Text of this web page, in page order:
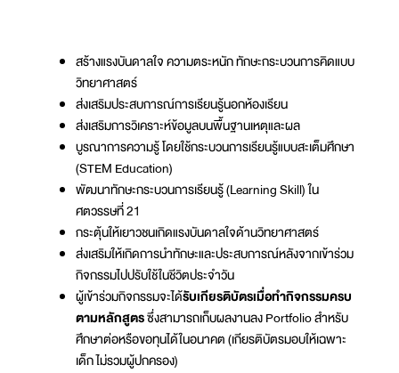
สร้างแรงบันดาลใจ ความตระหนัก ทักษะกระบวนการคิดแบบ
วิทยาศาสตร์
ส่งเสริมประสบการณ์การเรียนรู้นอกห้องเรียน
ส่งเสริมการวิเคราะห์ข้อมูลบนพื้นฐานเหตุและผล
บูรณาการความรู้ โดยใช้กระบวนการเรียนรู้แบบสะเต็มศึกษา
(STEM Education)
พัฒนาทักษะกระบวนการเรียนรู้ (Learning Skill) ใน
ศตวรรษที่ 21
กระตุ้นให้เยาวชนเกิดแรงบันดาลใจด้านวิทยาศาสตร์
ส่งเสริมให้เกิดการนำทักษะและประสบการณ์หลังจากเข้าร่วม
กิจกรรมไปปรับใช้ในชีวิตประจำวัน
ผู้เข้าร่วมกิจกรรมจะได้รับเกียรติบัตรเมื่อทำกิจกรรมครบ
ตามหลักสูตรซึ่งสามารถเก็บผลงานลง Portfolio สำหรับ
ศึกษาต่อหรือขอทุนได้ในอนาคต (เกียรติบัตรมอบให้เฉพาะ
เด็ก ไม่รวมผู้ปกครอง)